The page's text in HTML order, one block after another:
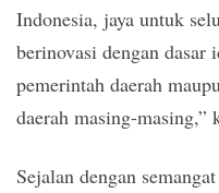
Indonesia, jaya untuk
berinovasi dengan dasar
pemerintah daerah
daerah masing-masing,”
Sejalan dengan